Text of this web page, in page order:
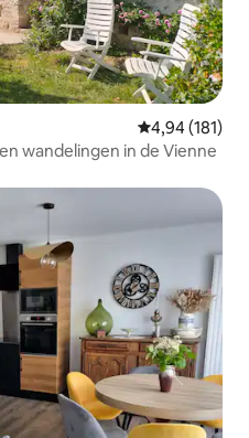
Gemiddelde
4,94 (181)
wandelingen in de Vienne